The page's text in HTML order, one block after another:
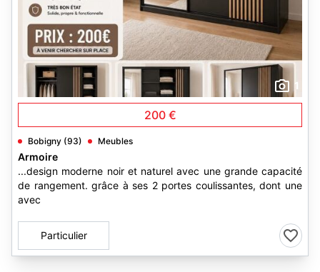
1
200 €
Bobigny (93) Meubles
Armoire
...design moderne noir et naturel avec une grande capacité
de rangement. grâce à ses 2 portes coulissantes, dont une
avec
Particulier